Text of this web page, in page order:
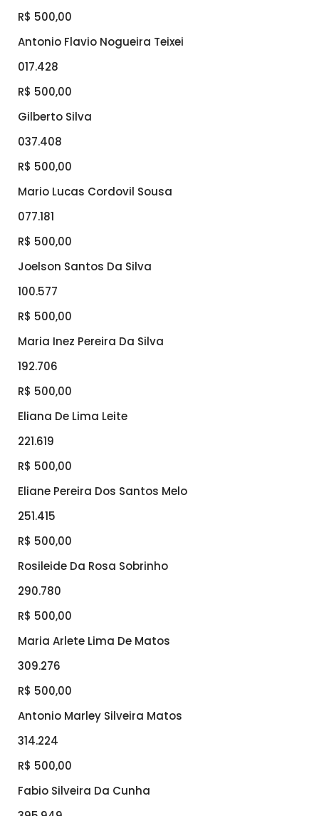
R$ 500,00
Antonio Flavio Nogueira Teixei
017.428
R$ 500,00
Gilberto Silva
037.408
R$ 500,00
Mario Lucas Cordovil Sousa
077.181
R$ 500,00
Joelson Santos Da Silva
100.577
R$ 500,00
Maria Inez Pereira Da Silva
192.706
R$ 500,00
Eliana De Lima Leite
221.619
R$ 500,00
Eliane Pereira Dos Santos Melo
251.415
R$ 500,00
Rosileide Da Rosa Sobrinho
290.780
R$ 500,00
Maria Arlete Lima De Matos
309.276
R$ 500,00
Antonio Marley Silveira Matos
314.224
R$ 500,00
Fabio Silveira Da Cunha